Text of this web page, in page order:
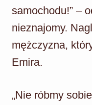
samochodu!” –
nieznajomy.
mężczyzna,
Emira.
„Nie róbmy